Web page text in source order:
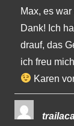
Max, es
Dank! Ich
drauf, das
ich freu
Karen